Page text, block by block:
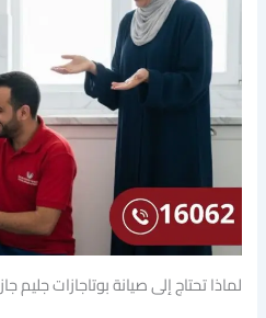
لماذا تحتاج إلى صيانة بوتاجازات جليم